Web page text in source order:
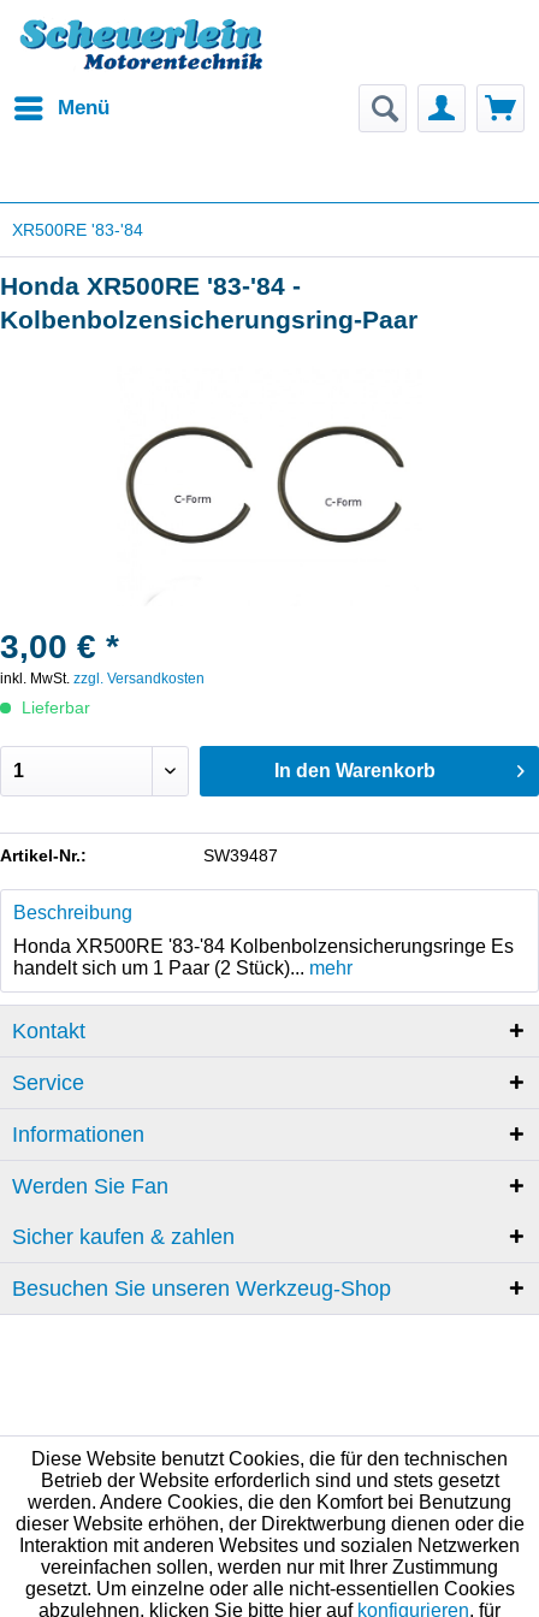
Menü
XR500RE '83-'84
Honda XR500RE '83-'84 -
Kolbenbolzensicherungsring-Paar
3,00 € *
inkl. MwSt. zzgl. Versandkosten
Lieferbar
In den Warenkorb
Artikel-Nr.: SW39487
Beschreibung
Honda XR500RE '83-'84 Kolbenbolzensicherungsringe Es
handelt sich um 1 Paar (2 Stück)... mehr
Kontakt
Service
Informationen
Werden Sie Fan
Sicher kaufen & zahlen
Besuchen Sie unseren Werkzeug-Shop
Diese Website benutzt Cookies, die für den technischen
Betrieb der Website erforderlich sind und stets gesetzt
werden. Andere Cookies, die den Komfort bei Benutzung
dieser Website erhöhen, der Direktwerbung dienen oder die
Interaktion mit anderen Websites und sozialen Netzwerken
vereinfachen sollen, werden nur mit Ihrer Zustimmung
gesetzt. Um einzelne oder alle nicht-essentiellen Cookies
abzulehnen, klicken Sie bitte hier auf konfigurieren, für